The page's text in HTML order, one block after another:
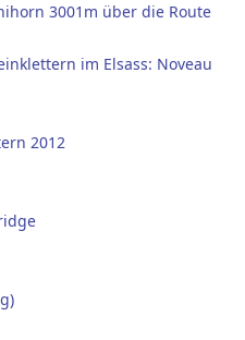
3001m über die Route
im Elsass: Noveau
2012